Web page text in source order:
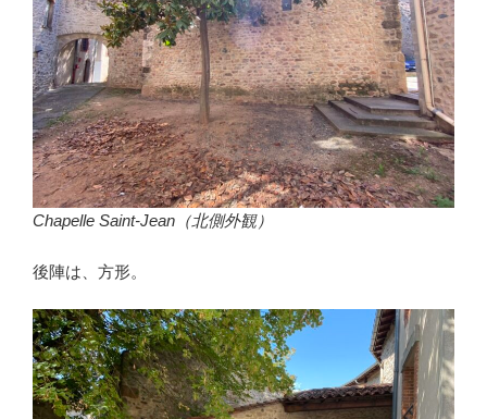
Chapelle Saint-Jean（北側外観）
後陣は、方形。